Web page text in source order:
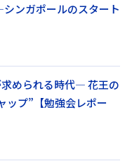
ンガポールのスタート
められる時代― 花王の
ップ”【勉強会レポー